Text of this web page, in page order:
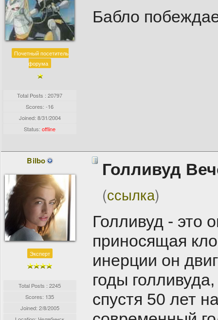
Почетный посетитель
форума
Total Posts : 20797
Scores: -16
Joined: 8/31/2004
Status:offline
Бабло
Bilbo
Эксперт
Total Posts : 2245
Scores: 135
Joined: 2/8/2005
Голливуд
(ссылка)
Голливуд - это
приносящая
инерции он
годы
спустя 50 лет